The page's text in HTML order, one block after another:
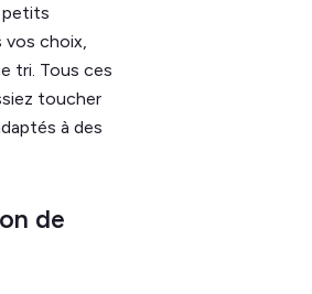
petits
vos choix,
tri. Tous ces
toucher
à des
de